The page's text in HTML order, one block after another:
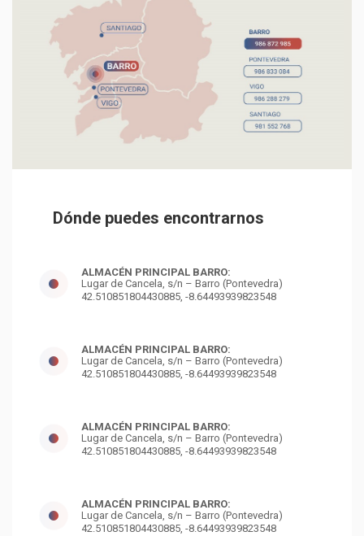
Dónde puedes encontrarnos
ALMACÉN PRINCIPAL BARRO:
Lugar de Cancela, s/n – Barro (Pontevedra)
42.510851804430885, -8.64493939823548
ALMACÉN PRINCIPAL BARRO:
Lugar de Cancela, s/n – Barro (Pontevedra)
42.510851804430885, -8.64493939823548
ALMACÉN PRINCIPAL BARRO:
Lugar de Cancela, s/n – Barro (Pontevedra)
42.510851804430885, -8.64493939823548
ALMACÉN PRINCIPAL BARRO:
Lugar de Cancela, s/n – Barro (Pontevedra)
42.510851804430885, -8.64493939823548